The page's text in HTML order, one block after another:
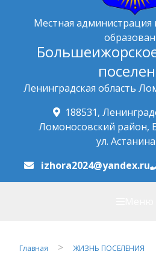
Местная
Ленинградская область
188531,
Ломоносовский район,
ул.
izhora2024@yandex.ru
Главная ЖИЗНЬ ПОСЕЛЕНИЯ